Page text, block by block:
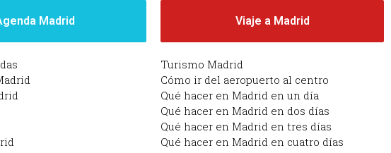
Madrid Viaje a Madrid
Turismo Madrid
Cómo ir del aeropuerto al centro
Qué hacer en Madrid en un día
Qué hacer en Madrid en dos días
Qué hacer en Madrid en tres días
Qué hacer en Madrid en cuatro días